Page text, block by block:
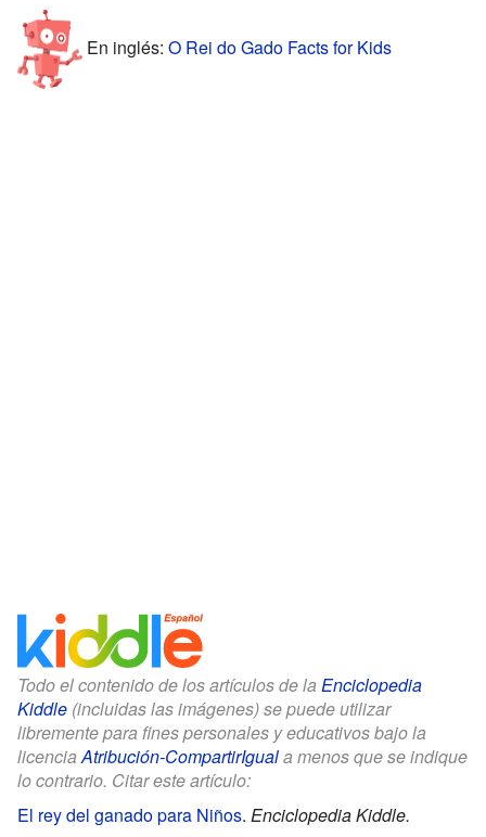
En inglés: O Rei do Gado Facts for Kids
Todo el contenido de los artículos de la Enciclopedia
Kiddle (incluidas las imágenes) se puede utilizar
libremente para fines personales y educativos bajo la
licenciaAtribución-CompartirIguala menos que se indique
lo contrario. Citar este artículo:
El rey del ganado para Niños. Enciclopedia Kiddle.